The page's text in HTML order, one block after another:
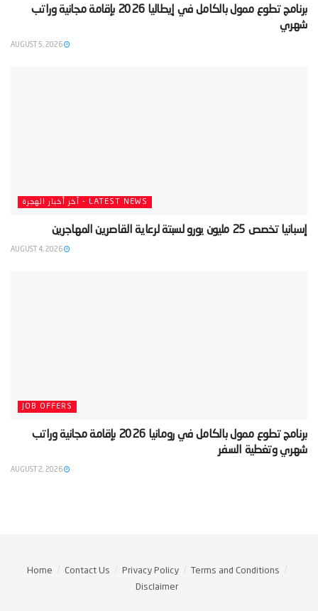
‫برنامج تطوع ممول بالكامل في إيطاليا 2026 بإقامة مجانية وراتب
شهري‬
LATEST NEWS - آخر أخبار الهجرة
‫إسبانيا تخصص 25 مليون يورو لسبتة لرعاية القاصرين المهاجرين‬
JOB OFFERS
‫برنامج تطوع ممول بالكامل في رومانيا 2026 بإقامة مجانية وراتب
شهري وتغطية السفر‬
Home Contact Us Privacy Policy
Terms and Conditions
Disclaimer